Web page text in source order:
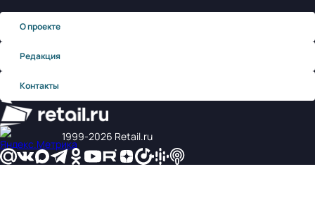
О проекте
Редакция
Контакты
1999‑2026 Retail.ru